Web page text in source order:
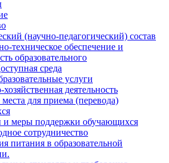
(научно-педагогический) состав
техническое обеспечение и
образовательного
среда
услуги
деятельность
для приема (перевода)
и меры поддержки обучающихся
сотрудничество
питания в образовательной